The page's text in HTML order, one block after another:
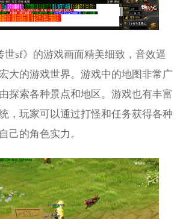
世sf》的游戏画面精美细致，音效逼
大的游戏世界。游戏中的地图非常广
探索各种景点和地区。游戏也有丰富
，玩家可以通过打怪和任务获得各种
己的角色实力。